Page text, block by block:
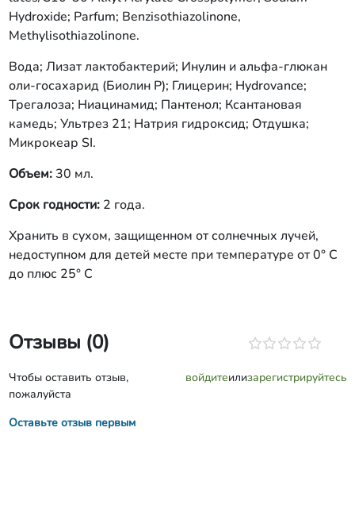
Hydroxide; Parfum; Benzisothiazolinone,
Methylisothiazolinone.
Вода; Лизат лактобактерий; Инулин и альфа-глюкан
оли-госахарид (Биолин Р); Глицерин; Hydrovance;
Трегалоза; Ниацинамид; Пантенол; Ксантановая
камедь; Ультрез 21; Натрия гидроксид; Отдушка;
Микрокеар SI.
Объем: 30 мл.
Срок годности:2 года.
Хранить в сухом, защищенном от солнечных лучей,
недоступном для детей месте при температуре от 0° С
до плюс 25° С
Отзывы (0)
Чтобы оставить отзыв,
пожалуйста
войдитеилизарегистрируйтесь
Оставьте отзыв первым